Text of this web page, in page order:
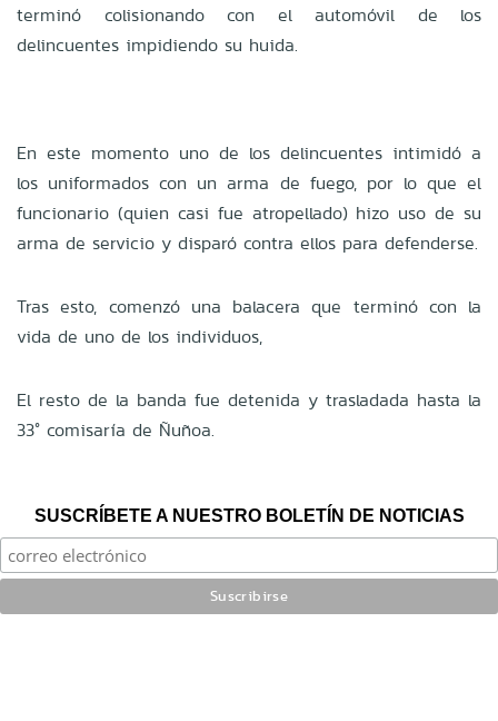
terminó colisionando con el automóvil de los
delincuentes impidiendo su huida.
En este momento uno de los delincuentes intimidó a
los uniformados con un arma de fuego, por lo que el
funcionario (quien casi fue atropellado) hizo uso de su
arma de servicio y disparó contra ellos para defenderse.
Tras esto, comenzó una balacera que terminó con la
vida de uno de los individuos,
El resto de la banda fue detenida y trasladada hasta la
33° comisaría de Ñuñoa.
SUSCRÍBETE A NUESTRO BOLETÍN DE NOTICIAS